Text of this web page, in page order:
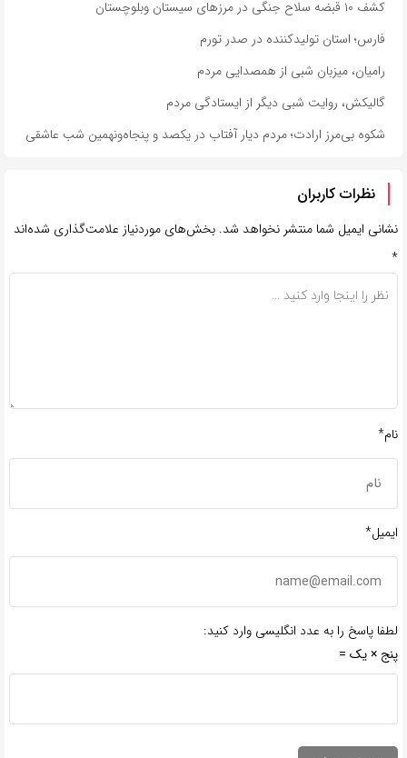
کشف ۱۰ قبضه سلاح جنگی در مرزهای سیستان وبلوچستان
فارس؛ استان تولیدکننده در صدر تورم
رامیان، میزبان شبی از همصدایی مردم
گالیکش، روایت شبی دیگر از ایستادگی مردم
شکوه بی‌مرز ارادت؛ مردم دیار آفتاب در یکصد و پنجاه‌ونهمین شب عاشقی
نظرات کاربران
نشانی ایمیل شما منتشر نخواهد شد. بخش‌های موردنیاز علامت‌گذاری شده‌اند
*
نام*
ایمیل*
لطفا پاسخ را به عدد انگلیسی وارد کنید:
پنج × یک =